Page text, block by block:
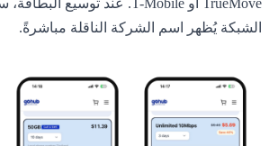
الشبكة يُظهر اسم الشركة الناقلة مباشرةً.